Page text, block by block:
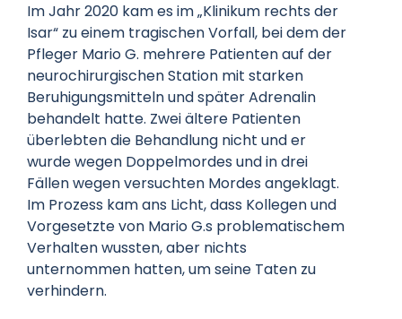
Im Jahr 2020 kam es im „Klinikum rechts der
Isar“ zu einem tragischen Vorfall, bei dem der
Pfleger Mario G. mehrere Patienten auf der
neurochirurgischen Station mit starken
Beruhigungsmitteln und später Adrenalin
behandelt hatte. Zwei ältere Patienten
überlebten die Behandlung nicht und er
wurde wegen Doppelmordes und in drei
Fällen wegen versuchten Mordes angeklagt.
Im Prozess kam ans Licht, dass Kollegen und
Vorgesetzte von Mario G.s problematischem
Verhalten wussten, aber nichts
unternommen hatten, um seine Taten zu
verhindern.